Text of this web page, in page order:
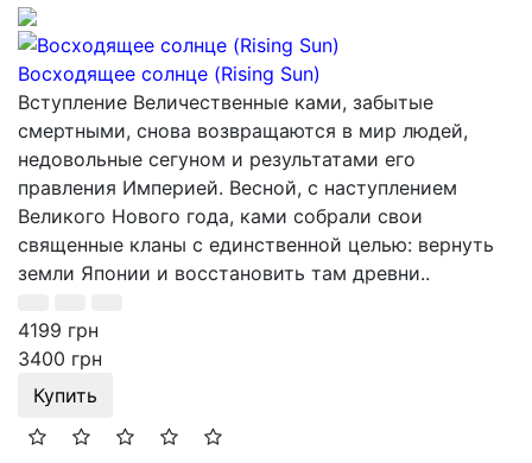
Восходящее солнце (Rising Sun)
Вступление Величественные ками, забытые
смертными, снова возвращаются в мир людей,
недовольные сегуном и результатами его
правления Империей. Весной, с наступлением
Великого Нового года, ками собрали свои
священные кланы с единственной целью: вернуть
земли Японии и восстановить там древни..
4199 грн
3400 грн
Купить